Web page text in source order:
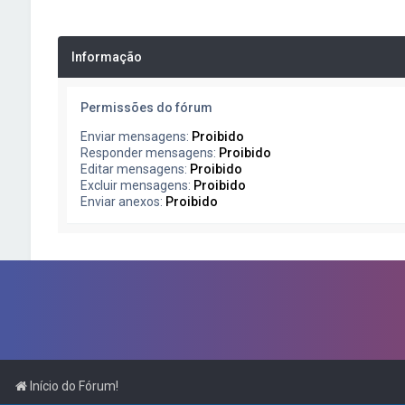
Informação
Permissões do fórum
Enviar mensagens: Proibido
Responder mensagens: Proibido
Editar mensagens: Proibido
Excluir mensagens: Proibido
Enviar anexos: Proibido
Início do Fórum!